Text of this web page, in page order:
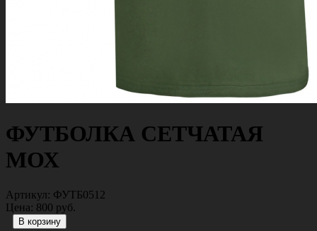
ФУТБОЛКА СЕТЧАТАЯ
МОХ
Артикул: ФУТБ0512
Цена: 800 руб.